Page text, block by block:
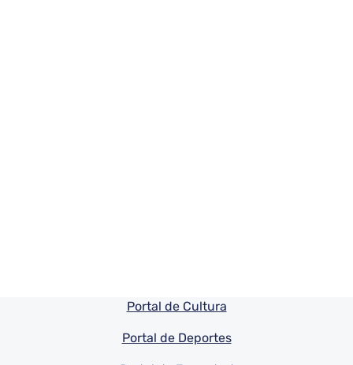
Pie de pagina información
Portal de Cultura
Portal de Deportes